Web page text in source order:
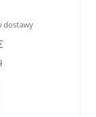
dostawy